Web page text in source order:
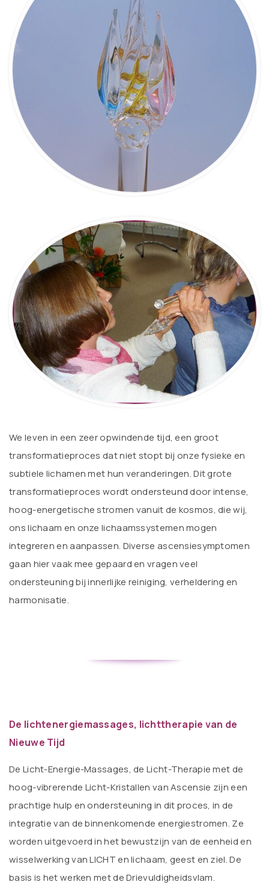
We leven in een zeer opwindende tijd, een groot
transformatieproces dat niet stopt bij onze fysieke en
subtiele lichamen met hun veranderingen. Dit grote
transformatieproces wordt ondersteund door intense,
hoog-energetische stromen vanuit de kosmos, die wij,
ons lichaam en onze lichaamssystemen mogen
integreren en aanpassen. Diverse ascensiesymptomen
gaan hier vaak mee gepaard en vragen veel
ondersteuning bij innerlijke reiniging, verheldering en
harmonisatie.
De lichtenergiemassages, lichttherapie van de
Nieuwe Tijd
De Licht-Energie-Massages, de Licht-Therapie met de
hoog-vibrerende Licht-Kristallen van Ascensie zijn een
prachtige hulp en ondersteuning in dit proces, in de
integratie van de binnenkomende energiestromen. Ze
worden uitgevoerd in het bewustzijn van de eenheid en
wisselwerking van LICHT en lichaam, geest en ziel. De
basis is het werken met de Drievuldigheidsvlam.